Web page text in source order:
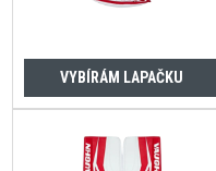
VYBÍRÁM LAPAČKU